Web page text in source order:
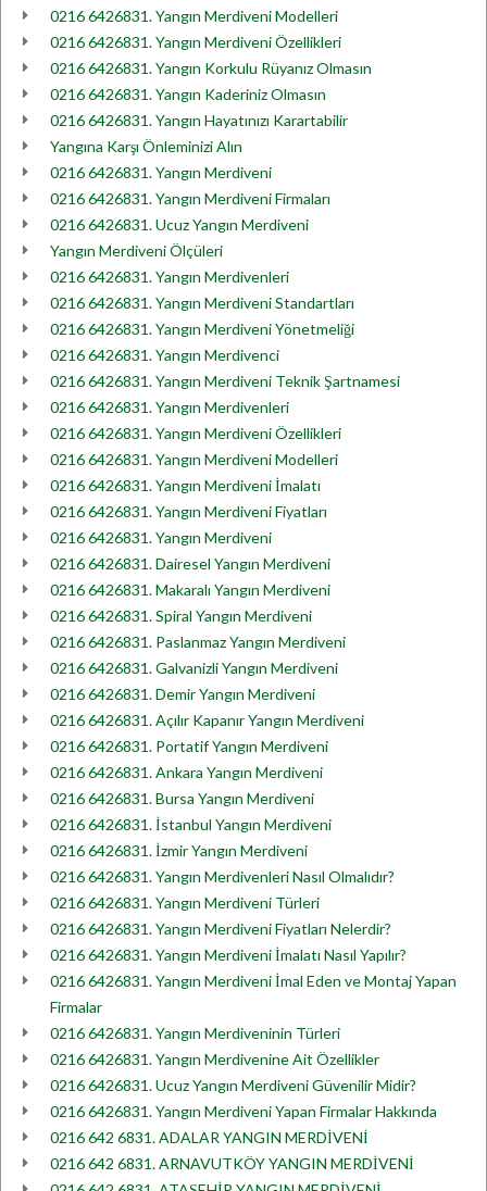
0216 6426831. Yangın Merdiveni Modelleri
0216 6426831. Yangın Merdiveni Özellikleri
0216 6426831. Yangın Korkulu Rüyanız Olmasın
0216 6426831. Yangın Kaderiniz Olmasın
0216 6426831. Yangın Hayatınızı Karartabilir
Yangına Karşı Önleminizi Alın
0216 6426831. Yangın Merdiveni
0216 6426831. Yangın Merdiveni Firmaları
0216 6426831. Ucuz Yangın Merdiveni
Yangın Merdiveni Ölçüleri
0216 6426831. Yangın Merdivenleri
0216 6426831. Yangın Merdiveni Standartları
0216 6426831. Yangın Merdiveni Yönetmeliği
0216 6426831. Yangın Merdivenci
0216 6426831. Yangın Merdiveni Teknik Şartnamesi
0216 6426831. Yangın Merdivenleri
0216 6426831. Yangın Merdiveni Özellikleri
0216 6426831. Yangın Merdiveni Modelleri
0216 6426831. Yangın Merdiveni İmalatı
0216 6426831. Yangın Merdiveni Fiyatları
0216 6426831. Yangın Merdiveni
0216 6426831. Dairesel Yangın Merdiveni
0216 6426831. Makaralı Yangın Merdiveni
0216 6426831. Spiral Yangın Merdiveni
0216 6426831. Paslanmaz Yangın Merdiveni
0216 6426831. Galvanizli Yangın Merdiveni
0216 6426831. Demir Yangın Merdiveni
0216 6426831. Açılır Kapanır Yangın Merdiveni
0216 6426831. Portatif Yangın Merdiveni
0216 6426831. Ankara Yangın Merdiveni
0216 6426831. Bursa Yangın Merdiveni
0216 6426831. İstanbul Yangın Merdiveni
0216 6426831. İzmir Yangın Merdiveni
0216 6426831. Yangın Merdivenleri Nasıl Olmalıdır?
0216 6426831. Yangın Merdiveni Türleri
0216 6426831. Yangın Merdiveni Fiyatları Nelerdir?
0216 6426831. Yangın Merdiveni İmalatı Nasıl Yapılır?
0216 6426831. Yangın Merdiveni İmal Eden ve Montaj Yapan
Firmalar
0216 6426831. Yangın Merdiveninin Türleri
0216 6426831. Yangın Merdivenine Ait Özellikler
0216 6426831. Ucuz Yangın Merdiveni Güvenilir Midir?
0216 6426831. Yangın Merdiveni Yapan Firmalar Hakkında
0216 642 6831. ADALAR YANGIN MERDİVENİ
0216 642 6831. ARNAVUTKÖY YANGIN MERDİVENİ